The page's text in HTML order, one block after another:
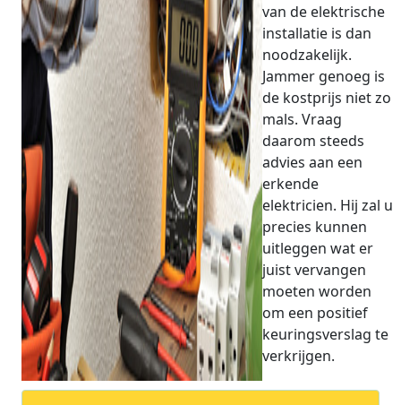
van de elektrische
installatie is dan
noodzakelijk.
Jammer genoeg is
de kostprijs niet zo
mals. Vraag
daarom steeds
advies aan een
erkende
elektricien. Hij zal u
precies kunnen
uitleggen wat er
juist vervangen
moeten worden
om een positief
keuringsverslag te
verkrijgen.